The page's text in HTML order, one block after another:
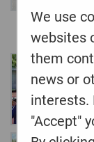
We use
websites
them
news or
interests.
"Accept"